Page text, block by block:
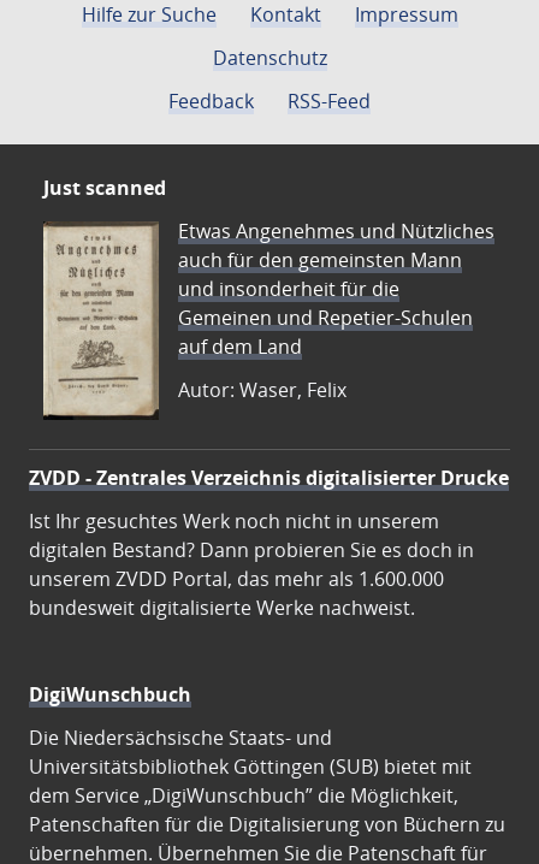
Hilfe zur Suche Kontakt
Impressum
Datenschutz
Feedback
RSS-Feed
Just scanned
Etwas Angenehmes und Nützliches
auch für den gemeinsten Mann
und insonderheit für die
Gemeinen und Repetier-Schulen
auf dem Land
Autor: Waser, Felix
ZVDD - Zentrales Verzeichnis digitalisierter Drucke
Ist Ihr gesuchtes Werk noch nicht in unserem
digitalen Bestand? Dann probieren Sie es doch in
unserem ZVDD Portal, das mehr als 1.600.000
bundesweit digitalisierte Werke nachweist.
DigiWunschbuch
Die Niedersächsische Staats- und
Universitätsbibliothek Göttingen (SUB) bietet mit
dem Service „DigiWunschbuch” die Möglichkeit,
Patenschaften für die Digitalisierung von Büchern zu
übernehmen. Übernehmen Sie die Patenschaft für